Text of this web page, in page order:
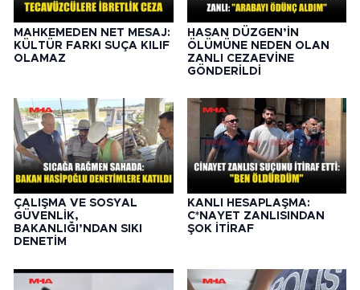
MAHKEMEDEN NET MESAJ:
KÜLTÜR FARKI SUÇA KILIF
OLAMAZ
HASAN DÜZGEN’İN
ÖLÜMÜNE NEDEN OLAN
ZANLI CEZAEVİNE
GÖNDERİLDİ
ÇALIŞMA VE SOSYAL
GÜVENLİK,
BAKANLIĞI’NDAN SIKI
DENETİM
KANLI HESAPLAŞMA:
C*NAYET ZANLISINDAN
ŞOK İTİRAF